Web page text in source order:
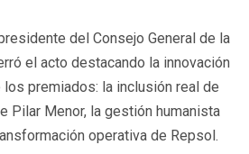
del Consejo General de la
el acto destacando la innovación
premiados: la inclusión real de
Pilar Menor, la gestión humanista
operativa de Repsol.